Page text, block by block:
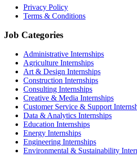
Privacy Policy
Terms & Conditions
Job Categories
Administrative Internships
Agriculture Internships
Art & Design Internships
Construction Internships
Consulting Internships
Creative & Media Internships
Customer Service & Support
Data & Analytics Internships
Education Internships
Energy Internships
Engineering Internships
Environmental & Sustainability